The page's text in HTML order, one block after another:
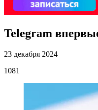
Telegram
23 декабря 2024
1081